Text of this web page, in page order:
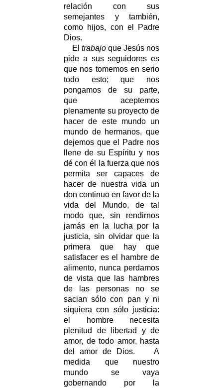
relación con sus
semejantes y también,
como hijos, con el Padre
Dios.
El trabajo que Jesús nos
pide a sus seguidores es
que nos tomemos en serio
todo esto; que nos
pongamos de su parte,
que aceptemos
plenamente su proyecto de
hacer de este mundo un
mundo de hermanos, que
dejemos que el Padre nos
llene de su Espíritu y nos
dé con él la fuerza que nos
permita ser capaces de
hacer de nuestra vida un
don continuo en favor de la
vida del Mundo, de tal
modo que, sin rendirnos
jamás en la lucha por la
justicia, sin olvidar que la
primera que hay que
satisfacer es el hambre de
alimento, nunca perdamos
de vista que las hambres
de las personas no se
sacian sólo con pan y ni
siquiera con sólo justicia:
el hombre necesita
plenitud de libertad y de
amor, de todo amor, hasta
del amor de Dios. A
medida que nuestro
mundo se vaya
gobernando por la